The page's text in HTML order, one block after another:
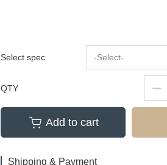
Select spec -Select-
QTY
Add to cart
Shipping & Payment